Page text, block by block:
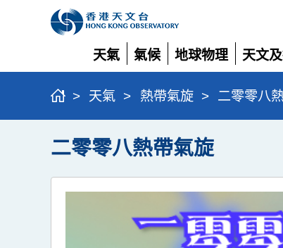
天氣
展
開
氣候
展
開
地球物理
展
開
天文
展
開
> 天氣 > 熱帶氣旋 > 二零零八
二零零八熱帶氣旋